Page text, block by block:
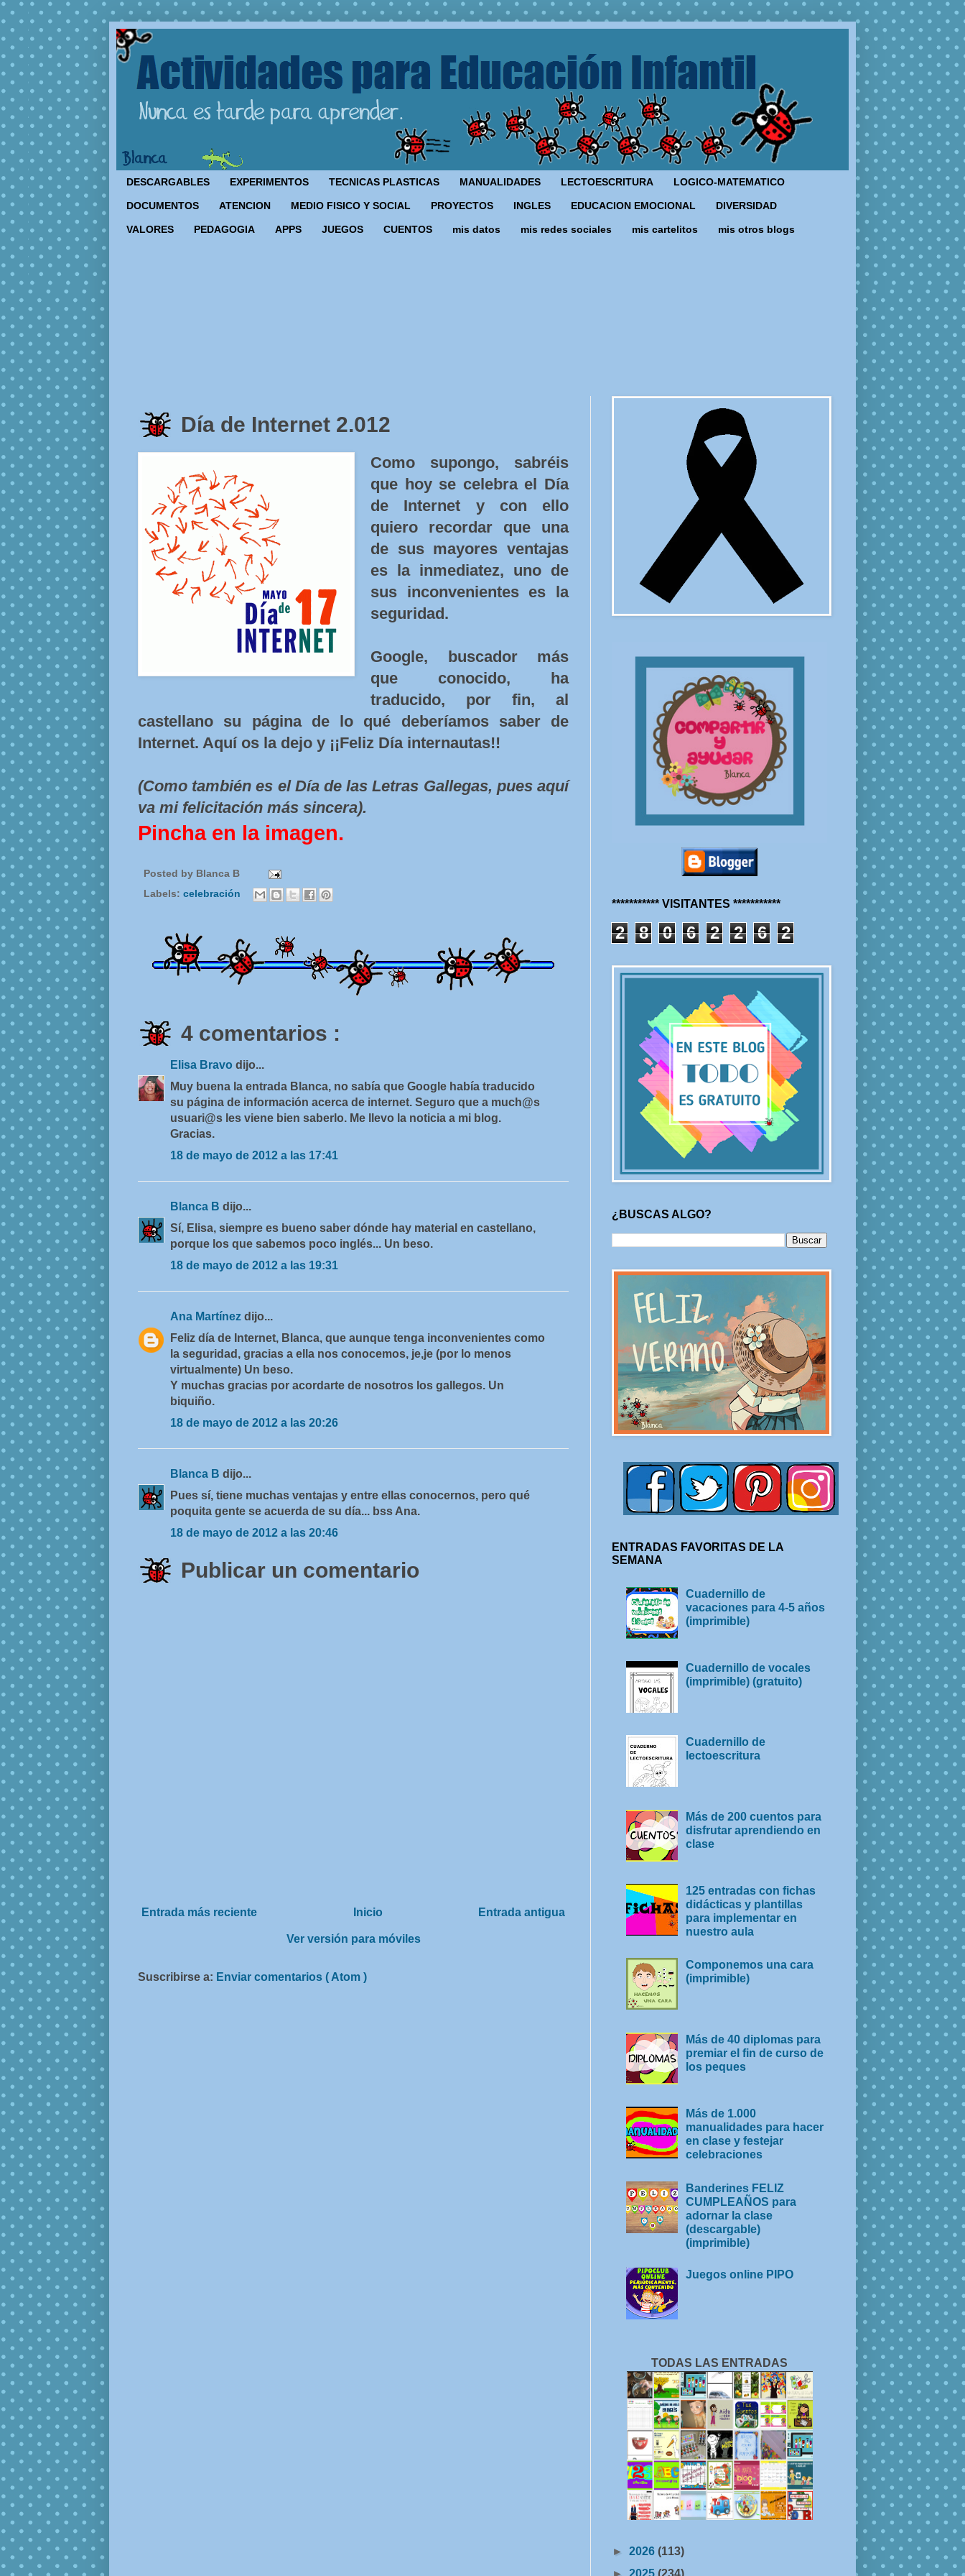
DESCARGABLES EXPERIMENTOS TECNICAS PLASTICAS MANUALIDADES LECTOESCRITURA LOGICO-MATEMATICO
DOCUMENTOS ATENCION MEDIO FISICO Y SOCIAL PROYECTOS INGLES EDUCACION EMOCIONAL DIVERSIDAD
VALORES PEDAGOGIA APPS JUEGOS CUENTOS mis datos mis redes sociales mis cartelitos mis otros blogs
Día de Internet 2.012
Como supongo, sabréis
que hoy se celebra el Día
de Internet y con ello
quiero recordar que una
de sus mayores ventajas
es la inmediatez, uno de
sus inconvenientes es la
seguridad.
Google, buscador más
que conocido, ha
traducido, por fin, al
castellano su página de lo qué deberíamos saber de
Internet. Aquí os la dejo y ¡¡Feliz Día internautas!!
(Como también es el Día de las Letras Gallegas, pues aquí
va mi felicitación más sincera).
Pincha en la imagen.
Posted by Blanca B
Labels: celebración
4 comentarios :
Elisa Bravo dijo...
Muy buena la entrada Blanca, no sabía que Google había traducido
su página de información acerca de internet. Seguro que a much@s
usuari@s les viene bien saberlo. Me llevo la noticia a mi blog.
Gracias.
18 de mayo de 2012 a las 17:41
Blanca B dijo...
Sí, Elisa, siempre es bueno saber dónde hay material en castellano,
porque los que sabemos poco inglés... Un beso.
18 de mayo de 2012 a las 19:31
Ana Martínez dijo...
Feliz día de Internet, Blanca, que aunque tenga inconvenientes como
la seguridad, gracias a ella nos conocemos, je,je (por lo menos
virtualmente) Un beso.
Y muchas gracias por acordarte de nosotros los gallegos. Un
biquiño.
18 de mayo de 2012 a las 20:26
Blanca B dijo...
Pues sí, tiene muchas ventajas y entre ellas conocernos, pero qué
poquita gente se acuerda de su día... bss Ana.
18 de mayo de 2012 a las 20:46
Publicar un comentario
Entrada más reciente Entrada antigua
Inicio
Ver versión para móviles
Suscribirse a: Enviar comentarios ( Atom )
*********** VISITANTES ***********
2 8 0 6 2 2 6 2
¿BUSCAS ALGO?
ENTRADAS FAVORITAS DE LA
SEMANA
Cuadernillo de
vacaciones para 4-5 años
(imprimible)
Cuadernillo de vocales
(imprimible) (gratuito)
Cuadernillo de
lectoescritura
Más de 200 cuentos para
disfrutar aprendiendo en
clase
125 entradas con fichas
didácticas y plantillas
para implementar en
nuestro aula
Componemos una cara
(imprimible)
Más de 40 diplomas para
premiar el fin de curso de
los peques
Más de 1.000
manualidades para hacer
en clase y festejar
celebraciones
Banderines FELIZ
CUMPLEAÑOS para
adornar la clase
(descargable)
(imprimible)
Juegos online PIPO
TODAS LAS ENTRADAS
► 2026 (113)